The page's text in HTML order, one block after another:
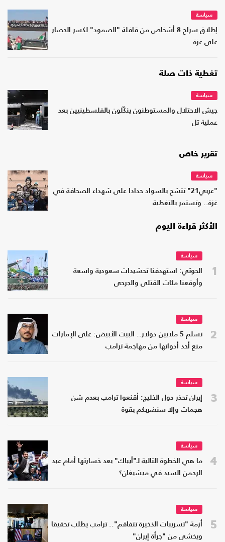
سياسة
إطلاق سراح 8 أشخاص من قافلة "الصمود" لكسر الحصار
على غزة
تغطية ذات صلة
سياسة
جيش الاحتلال والمستوطنون ينكّلون بالفلسطينيين بعد
عملية تل
تقرير خاص
سياسة
"عربي21" تتشح بالسواد حدادا على شهداء الصحافة في
غزة.. وتستمر بالتغطية
الأكثر قراءة اليوم
1
سياسة
الحوثي: استهدفنا تحشيدات سعودية واسعة
وأوقعنا مئات القتلى والجرحى
2
سياسة
تسلم 5 ملايين دولار.. البيت الأبيض: على الإمارات
منع أحد أدواتها من مهاجمة ترامب
3
سياسة
إيران تحذر دول الخليج: أقنعوا ترامب بعدم شن
هجمات وإلا سنضربكم بقوة
4
سياسة
ما هي الخطوة التالية لـ"أيباك" بعد خسارتها أمام عبد
الرحمن السيد في ميشيغان؟
5
سياسة
أزمة "تسريبات الذخيرة تتفاقم".. ترامب يطلب تحقيقا
ويخشى من "جرأة إيران"